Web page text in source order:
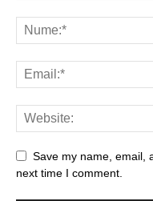
Save my name, email,
next time I comment.